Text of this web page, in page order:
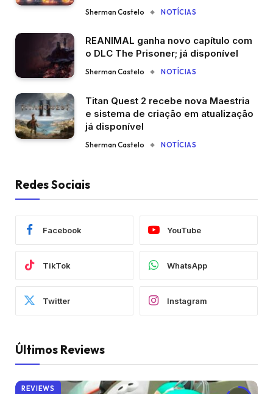
Sherman Castelo NOTÍCIAS
REANIMAL ganha novo capítulo com
o DLC The Prisoner; já disponível
Sherman Castelo NOTÍCIAS
Titan Quest 2 recebe nova Maestria
e sistema de criação em atualização
já disponível
Sherman Castelo NOTÍCIAS
Redes Sociais
Facebook YouTube
TikTok WhatsApp
Twitter Instagram
Últimos Reviews
REVIEWS